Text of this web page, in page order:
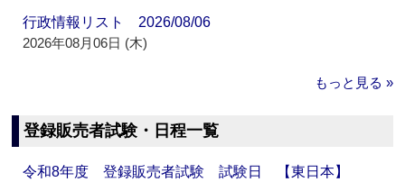
行政情報リスト 2026/08/06
2026年08月06日 (木)
もっと見る »
登録販売者試験・日程一覧
令和8年度 登録販売者試験 試験日 【東日本】